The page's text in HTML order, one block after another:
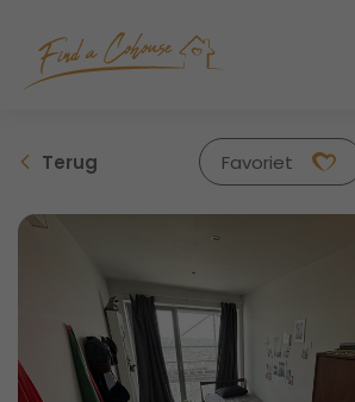
Aanmelden
Wachtwoord
Terug Favoriet